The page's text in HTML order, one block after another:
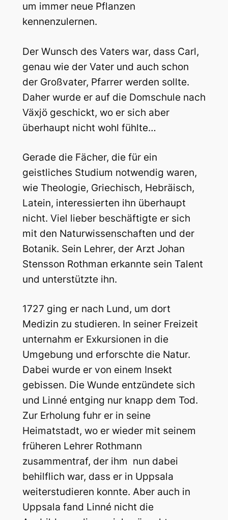
um immer neue Pflanzen
kennenzulernen.
Der Wunsch des Vaters war, dass Carl,
genau wie der Vater und auch schon
der Großvater, Pfarrer werden sollte.
Daher wurde er auf die Domschule nach
Växjö geschickt, wo er sich aber
überhaupt nicht wohl fühlte…
Gerade die Fächer, die für ein
geistliches Studium notwendig waren,
wie Theologie, Griechisch, Hebräisch,
Latein, interessierten ihn überhaupt
nicht. Viel lieber beschäftigte er sich
mit den Naturwissenschaften und der
Botanik. Sein Lehrer, der Arzt Johan
Stensson Rothman erkannte sein Talent
und unterstützte ihn.
1727 ging er nach Lund, um dort
Medizin zu studieren. In seiner Freizeit
unternahm er Exkursionen in die
Umgebung und erforschte die Natur.
Dabei wurde er von einem Insekt
gebissen. Die Wunde entzündete sich
und Linné entging nur knapp dem Tod.
Zur Erholung fuhr er in seine
Heimatstadt, wo er wieder mit seinem
früheren Lehrer Rothmann
zusammentraf, der ihm nun dabei
behilflich war, dass er in Uppsala
weiterstudieren konnte. Aber auch in
Uppsala fand Linné nicht die